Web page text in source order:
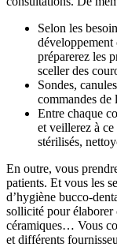
Selon les
développement
préparerez les
sceller des
Sondes,
commandes de
Entre chaque
et veillerez à ce
stérilisés,
En outre, vous
patients. Et vous les
d’hygiène bucco-
sollicité pour élaborer
céramiques… Vous
et différents